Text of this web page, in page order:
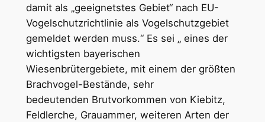
damit als „geeignetstes Gebiet“ nach EU-
Vogelschutzrichtlinie als Vogelschutzgebiet
gemeldet werden muss.“ Es sei „ eines der
wichtigsten bayerischen
Wiesenbrütergebiete, mit einem der größten
Brachvogel-Bestände, sehr
bedeutenden Brutvorkommen von Kiebitz,
Feldlerche, Grauammer, weiteren Arten der